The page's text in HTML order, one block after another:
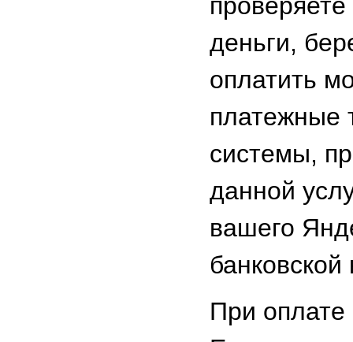
деньги,
оплатить
платежные
системы,
данной
вашего
банковской
При оплате